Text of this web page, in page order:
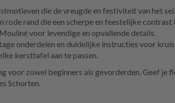
die de vreugde en festiviteit van het
rode rand die een scherpe en feestelijke contrast
voor levendige en opvallende details.
onderdelen en duidelijke instructies voor
kersttafel aan te passen.
zowel beginners als gevorderden. Geef je
Schorten.